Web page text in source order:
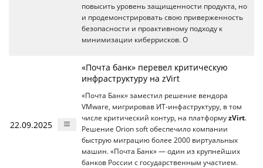
повысить уровень защищенности продукта, но
и продемонстрировать свою приверженность
безопасности и проактивному подходу к
минимизации киберрисков. O
22.09.2025
«Почта банк» перевел критическую
инфраструктуру на zVirt
«Почта Банк» заместил решение вендора
VMware, мигрировав ИТ-инфаструктуру, в том
числе критический контур, на платформу zVirt.
Решение Orion soft обеспечило компании
быструю миграцию более 2000 виртуальных
машин. «Почта Банк» — один из крупнейших
банков России с государственным участием.